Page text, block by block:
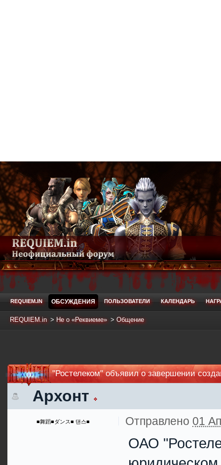
REQUIEM.IN ОБСУЖДЕНИЯ ПОЛЬЗОВАТЕЛИ КАЛЕНДАРЬ
REQUIEM.in > Не о «Реквиеме» > Общение
"Ростелеком" объявил о завершении
Архонт
■舞蹈■ダンス■ 댄스■ Отправлено 01
ОАО